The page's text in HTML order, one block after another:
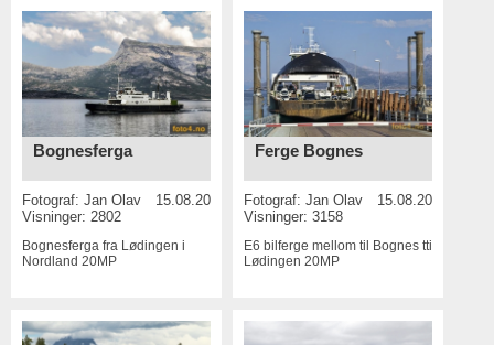
Bognesferga
Fotograf: Jan Olav
15.08.2017
Visninger: 2802
Bognesferga fra Lødingen i
Nordland 20MP
Ferge Bognes
Fotograf:Jan Olav
15.08.2017
Visninger: 3158
E6 bilferge mellom til Bognes ttil
Lødingen20MP